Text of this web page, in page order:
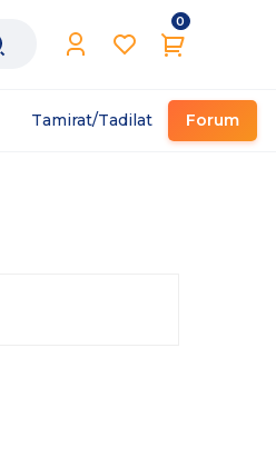
0
Tamirat/Tadilat Forum